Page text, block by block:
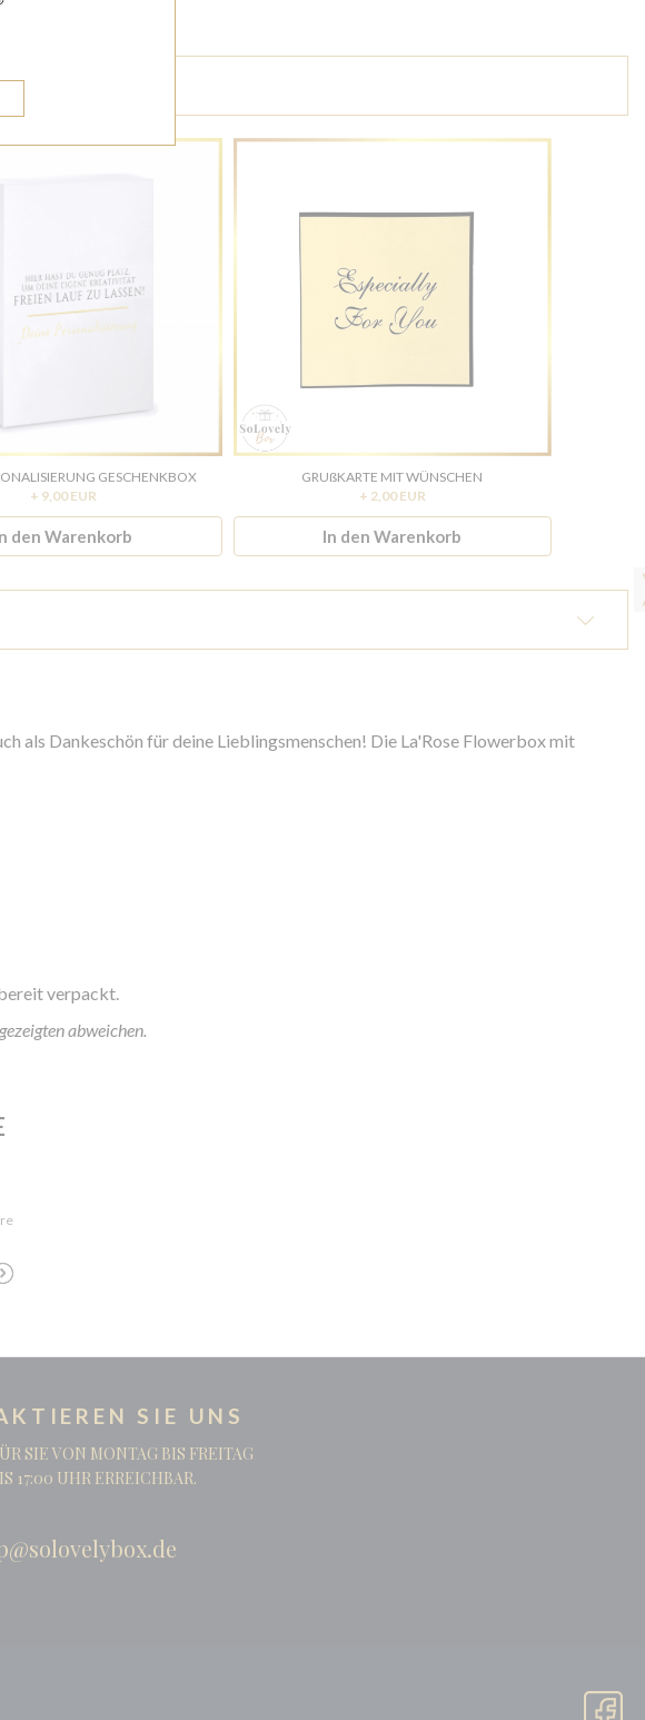
GESCHENKBOX
+ 9,00 EUR
den Warenkorb
GRUßKARTE MIT WÜNSCHEN
+ 2,00 EUR
In den Warenkorb
als Dankeschön für deine Lieblingsmenschen! Die La'Rose Flowerbox mit
verpackt.
abweichen.
SIE UNS
SIE VON MONTAG BIS FREITAG
17:00 UHR ERREICHBAR.